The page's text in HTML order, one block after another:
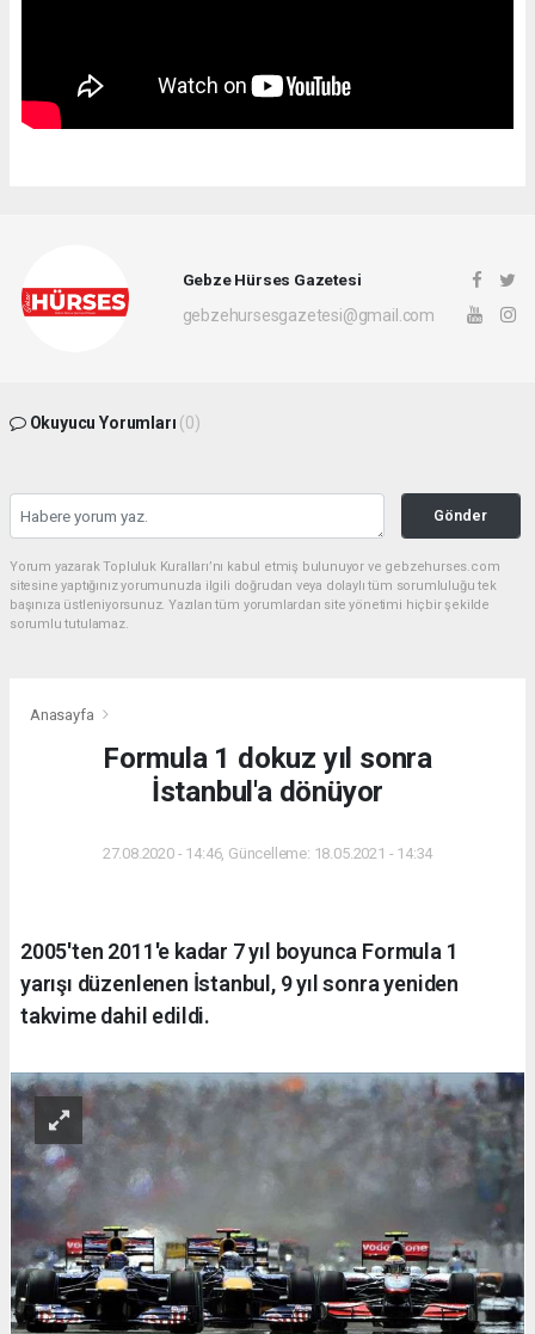
Gebze Hürses Gazetesi
gebzehursesgazetesi@gmail.com
Okuyucu Yorumları (0)
Gönder
Yorum yazarak Topluluk Kuralları’nı kabul etmiş bulunuyor ve gebzehurses.com
sitesine yaptığınız yorumunuzla ilgili doğrudan veya dolaylı tüm sorumluluğu tek
başınıza üstleniyorsunuz. Yazılan tüm yorumlardan site yönetimi hiçbir şekilde
sorumlu tutulamaz.
Anasayfa
Formula 1 dokuz yıl sonra
İstanbul'a dönüyor
27.08.2020 - 14:46, Güncelleme: 18.05.2021 - 14:34
2005'ten 2011'e kadar 7 yıl boyunca Formula 1
yarışı düzenlenen İstanbul, 9 yıl sonra yeniden
takvime dahil edildi.